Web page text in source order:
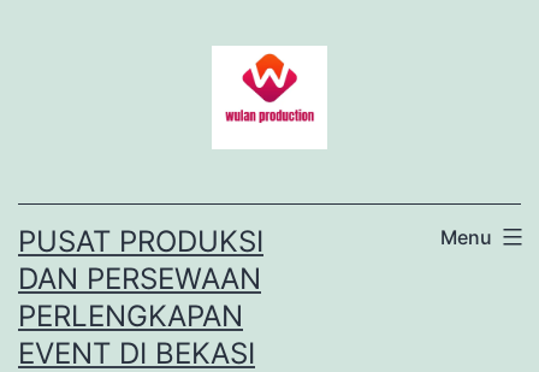
PUSAT PRODUKSI
DAN PERSEWAAN
PERLENGKAPAN
EVENT DI BEKASI
Menu